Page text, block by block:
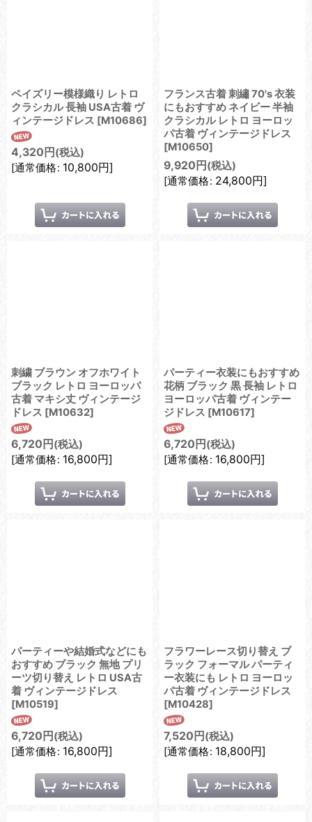
ペイズリー模様織り レトロ
クラシカル 長袖 USA古着 ヴ
ィンテージドレス [M10686]
4,320 円 (税込)
[通常価格: 10,800円]
フランス古着 刺繡 70's 衣装
にもおすすめ ネイビー 半袖
クラシカル レトロ ヨーロッ
パ古着 ヴィンテージドレス
[M10650]
9,920 円 (税込)
[通常価格: 24,800円]
刺繍 ブラウン オフホワイト
ブラック レトロ ヨーロッパ
古着 マキシ丈 ヴィンテージ
ドレス [M10632]
6,720 円 (税込)
[通常価格: 16,800円]
パーティー衣装にもおすすめ
花柄 ブラック 黒 長袖 レトロ
ヨーロッパ古着 ヴィンテー
ジドレス [M10617]
6,720 円 (税込)
[通常価格: 16,800円]
パーティーや結婚式などにも
おすすめ ブラック 無地 プリ
ーツ切り替え レトロ USA古
着 ヴィンテージドレス
[M10519]
6,720 円 (税込)
[通常価格: 16,800円]
フラワーレース切り替え ブ
ラック フォーマル パーティ
ー衣装にも レトロ ヨーロッ
パ古着 ヴィンテージドレス
[M10428]
7,520 円 (税込)
[通常価格: 18,800円]